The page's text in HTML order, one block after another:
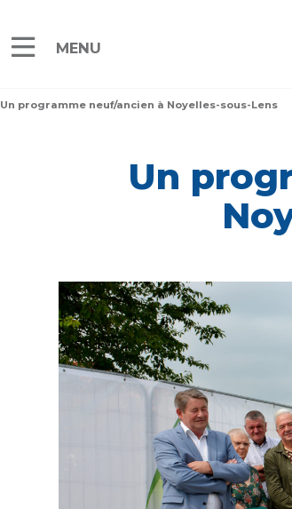
MENU
Un programme neuf/ancien à Noyelles-sous-Lens
Un